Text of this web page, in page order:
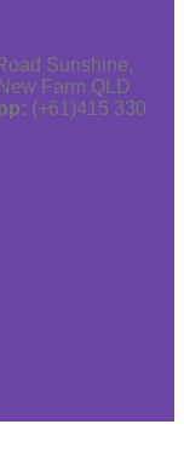
Sunshine,
Farm QLD
(+61)415 330